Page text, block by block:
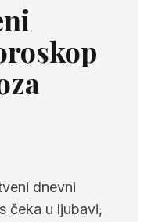
dnevni
čeka u ljubavi,